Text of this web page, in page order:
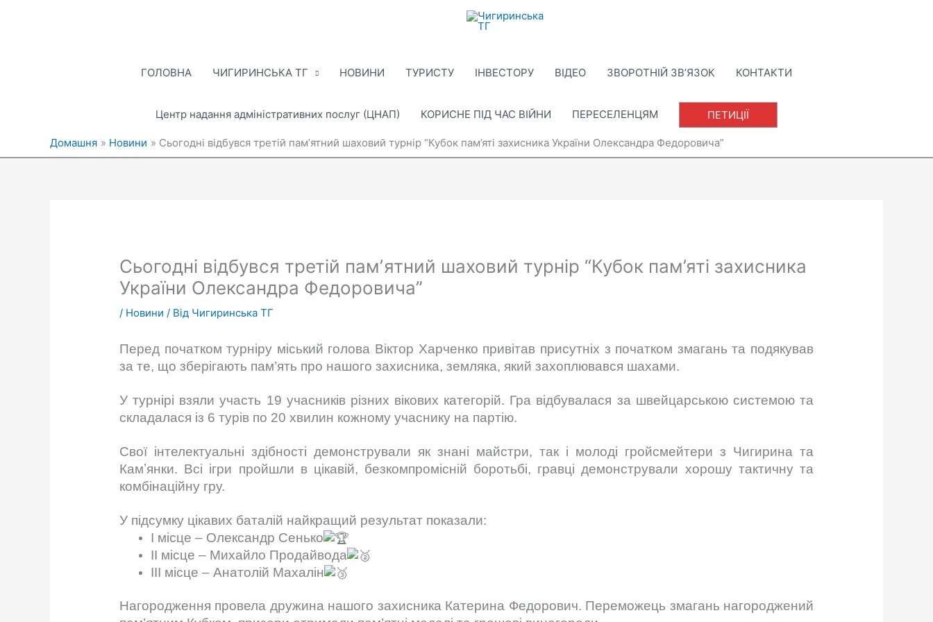
ГОЛОВНА ЧИГИРИНСЬКА ТГ НОВИНИ ТУРИСТУ ІНВЕСТОРУ ВІДЕО ЗВОРОТНІЙ ЗВ’ЯЗОК КОНТАКТИ
Центр надання адміністративних послуг (ЦНАП) КОРИСНЕ ПІД ЧАС ВІЙНИ ПЕРЕСЕЛЕНЦЯМ ПЕТИЦІЇ
Домашня Новини Сьогодні відбувся третій памʼятний шаховий турнір “Кубок пам’яті захисника України Олександра Федоровича”
Сьогодні відбувся третій памʼятний шаховий турнір “Кубок пам’яті захисника
України Олександра Федоровича”
/ Новини / Від Чигиринська ТГ
Перед початком турніру міський голова Віктор Харченко привітав присутніх з початком змагань та подякував
за те, що зберігають пам’ять про нашого захисника, земляка, який захоплювався шахами.
У турнірі взяли участь 19 учасників різних вікових категорій. Гра відбувалася за швейцарською системою та
складалася із 6 турів по 20 хвилин кожному учаснику на партію.
Свої інтелектуальні здібності демонстрували як знані майстри, так і молоді гройсмейтери з Чигирина та
Камʼянки. Всі ігри пройшли в цікавій, безкомпромісній боротьбі, гравці демонстрували хорошу тактичну та
комбінаційну гру.
У підсумку цікавих баталій найкращий результат показали:
І місце – Олександр Сенько
ІІ місце – Михайло Продайвода
ІІІ місце – Анатолій Махалін
Нагородження провела дружина нашого захисника Катерина Федорович. Переможець змагань нагороджений